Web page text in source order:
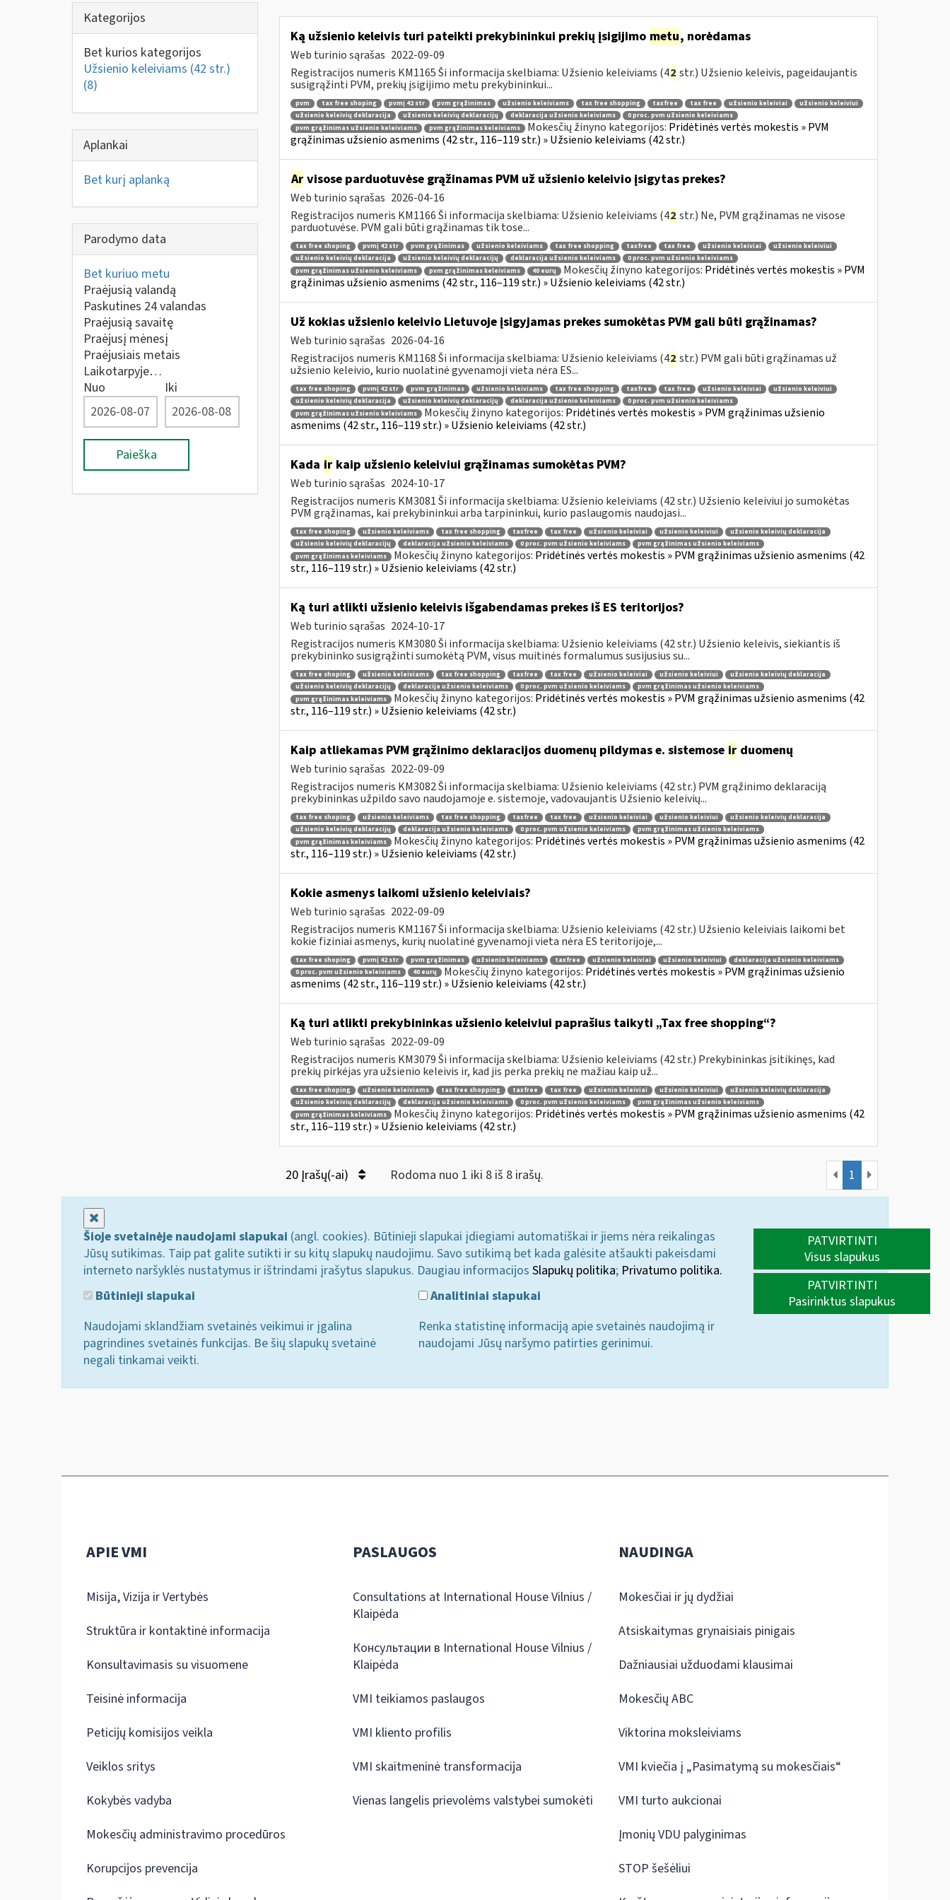
Kategorijos
Bet kurios kategorijos
Užsienio keleiviams (42 str.)
(8)
Aplankai
Bet kurį aplanką
Parodymo data
Bet kuriuo metu
Praėjusią valandą
Paskutines 24 valandas
Praėjusią savaitę
Praėjusį mėnesį
Praėjusiais metais
Laikotarpyje…
Nuo
Iki
Paieška
Ką užsienio keleivis turi pateikti prekybininkui prekių įsigijimo metu, norėdamas
Web turinio sąrašas 2022-09-09
Registracijos numeris KM1165 Ši informacija skelbiama: Užsienio keleiviams (42 str.) Užsienio keleivis, pageidaujantis
susigrąžinti PVM, prekių įsigijimo metu prekybininkui...
pvm tax free shoping pvmį 42 str pvm grąžinimas užsienio keleiviams tax free shopping taxfree tax free užsienio keleiviai
užsienio keleiviui
užsienio keleivių deklaracija
užsienio keleivių deklaracijų deklaracija užsienio keleiviams
0 proc. pvm užsienio keleiviams
pvm grąžinimas užsienio keleiviams
pvm grąžinimas keleiviams Mokesčių žinyno kategorijos: Pridėtinės vertės mokestis » PVM
grąžinimas užsienio asmenims (42 str., 116–119 str.) » Užsienio keleiviams (42 str.)
Arvisose parduotuvėse grąžinamas PVM už užsienio keleivio įsigytas prekes?
Web turinio sąrašas 2026-04-16
Registracijos numeris KM1166 Ši informacija skelbiama: Užsienio keleiviams (42 str.) Ne, PVM grąžinamas ne visose
parduotuvėse. PVM gali būti grąžinamas tik tose...
tax free shoping pvmį 42 str pvm grąžinimas užsienio keleiviams tax free shopping taxfree tax free užsienio keleiviai
užsienio keleiviui
užsienio keleivių deklaracija
užsienio keleivių deklaracijų deklaracija užsienio keleiviams
0 proc. pvm užsienio keleiviams
pvm grąžinimas užsienio keleiviams
pvm grąžinimas keleiviams 40 eurų Mokesčių žinyno kategorijos: Pridėtinės vertės mokestis » PVM
grąžinimas užsienio asmenims (42 str., 116–119 str.) » Užsienio keleiviams (42 str.)
Už kokias užsienio keleivio Lietuvoje įsigyjamas prekes sumokėtas PVM gali būti grąžinamas?
Web turinio sąrašas 2026-04-16
Registracijos numeris KM1168 Ši informacija skelbiama: Užsienio keleiviams (42 str.) PVM gali būti grąžinamas už
užsienio keleivio, kurio nuolatinė gyvenamoji vieta nėra ES...
tax free shoping pvmį 42 str pvm grąžinimas užsienio keleiviams tax free shopping taxfree tax free užsienio keleiviai
užsienio keleiviui
užsienio keleivių deklaracija
užsienio keleivių deklaracijų deklaracija užsienio keleiviams
0 proc. pvm užsienio keleiviams
pvm grąžinimas užsienio keleiviams
Mokesčių žinyno kategorijos: Pridėtinės vertės mokestis » PVM grąžinimas užsienio
asmenims (42 str., 116–119 str.) » Užsienio keleiviams (42 str.)
Kada irkaip užsienio keleiviui grąžinamas sumokėtas PVM?
Web turinio sąrašas 2024-10-17
Registracijos numeris KM3081 Ši informacija skelbiama: Užsienio keleiviams (42 str.) Užsienio keleiviui jo sumokėtas
PVM grąžinamas, kai prekybininkui arba tarpininkui, kurio paslaugomis naudojasi...
tax free shoping užsienio keleiviams tax free shopping taxfree tax free užsienio keleiviai užsienio keleiviui
užsienio keleivių deklaracija
užsienio keleivių deklaracijų
deklaracija užsienio keleiviams 0 proc. pvm užsienio keleiviams
pvm grąžinimas užsienio keleiviams
pvm grąžinimas keleiviams
Mokesčių žinyno kategorijos: Pridėtinės vertės mokestis » PVM grąžinimas užsienio asmenims (42
str., 116–119 str.) » Užsienio keleiviams (42 str.)
Ką turi atlikti užsienio keleivis išgabendamas prekes iš ES teritorijos?
Web turinio sąrašas 2024-10-17
Registracijos numeris KM3080 Ši informacija skelbiama: Užsienio keleiviams (42 str.) Užsienio keleivis, siekiantis iš
prekybininko susigrąžinti sumokėtą PVM, visus muitinės formalumus susijusius su...
tax free shoping užsienio keleiviams tax free shopping taxfree tax free užsienio keleiviai užsienio keleiviui
užsienio keleivių deklaracija
užsienio keleivių deklaracijų
deklaracija užsienio keleiviams 0 proc. pvm užsienio keleiviams
pvm grąžinimas užsienio keleiviams
pvm grąžinimas keleiviams
Mokesčių žinyno kategorijos: Pridėtinės vertės mokestis » PVM grąžinimas užsienio asmenims (42
str., 116–119 str.) » Užsienio keleiviams (42 str.)
Kaip atliekamas PVM grąžinimo deklaracijos duomenų pildymas e. sistemose irduomenų
Web turinio sąrašas 2022-09-09
Registracijos numeris KM3082 Ši informacija skelbiama: Užsienio keleiviams (42 str.) PVM grąžinimo deklaraciją
prekybininkas užpildo savo naudojamoje e. sistemoje, vadovaujantis Užsienio keleivių...
tax free shoping užsienio keleiviams tax free shopping taxfree tax free užsienio keleiviai užsienio keleiviui
užsienio keleivių deklaracija
užsienio keleivių deklaracijų
deklaracija užsienio keleiviams 0 proc. pvm užsienio keleiviams
pvm grąžinimas užsienio keleiviams
pvm grąžinimas keleiviams
Mokesčių žinyno kategorijos: Pridėtinės vertės mokestis » PVM grąžinimas užsienio asmenims (42
str., 116–119 str.) » Užsienio keleiviams (42 str.)
Kokie asmenys laikomi užsienio keleiviais?
Web turinio sąrašas 2022-09-09
Registracijos numeris KM1167 Ši informacija skelbiama: Užsienio keleiviams (42 str.) Užsienio keleiviais laikomi bet
kokie fiziniai asmenys, kurių nuolatinė gyvenamoji vieta nėra ES teritorijoje,...
tax free shoping pvmį 42 str pvm grąžinimas užsienio keleiviams taxfree užsienio keleiviai užsienio keleiviui
deklaracija užsienio keleiviams
0 proc. pvm užsienio keleiviams
40 eurų Mokesčių žinyno kategorijos: Pridėtinės vertės mokestis » PVM grąžinimas užsienio
asmenims (42 str., 116–119 str.) » Užsienio keleiviams (42 str.)
Ką turi atlikti prekybininkas užsienio keleiviui paprašius taikyti „Tax free shopping“?
Web turinio sąrašas 2022-09-09
Registracijos numeris KM3079 Ši informacija skelbiama: Užsienio keleiviams (42 str.) Prekybininkas įsitikinęs, kad
prekių pirkėjas yra užsienio keleivis ir, kad jis perka prekių ne mažiau kaip už...
tax free shoping užsienio keleiviams tax free shopping taxfree tax free užsienio keleiviai užsienio keleiviui
užsienio keleivių deklaracija
užsienio keleivių deklaracijų
deklaracija užsienio keleiviams 0 proc. pvm užsienio keleiviams
pvm grąžinimas užsienio keleiviams
pvm grąžinimas keleiviams
Mokesčių žinyno kategorijos: Pridėtinės vertės mokestis » PVM grąžinimas užsienio asmenims (42
str., 116–119 str.) » Užsienio keleiviams (42 str.)
20 Įrašų(-ai) Rodoma nuo 1 iki 8 iš 8 irašų. 1
Šioje svetainėje naudojami slapukai (angl. cookies). Būtinieji slapukai įdiegiami automatiškai ir jiems nėra reikalingas
Jūsų sutikimas. Taip pat galite sutikti ir su kitų slapukų naudojimu. Savo sutikimą bet kada galėsite atšaukti pakeisdami
interneto naršyklės nustatymus ir ištrindami įrašytus slapukus. Daugiau informacijos Slapukų politika; Privatumo politika.
Būtinieji slapukai
Naudojami sklandžiam svetainės veikimui ir įgalina
pagrindines svetainės funkcijas. Be šių slapukų svetainė
negali tinkamai veikti.
Analitiniai slapukai
Renka statistinę informaciją apie svetainės naudojimą ir
naudojami Jūsų naršymo patirties gerinimui.
PATVIRTINTI
Visus slapukus
PATVIRTINTI
Pasirinktus slapukus
APIE VMI
Misija, Vizija ir Vertybės
Struktūra ir kontaktinė informacija
Konsultavimasis su visuomene
Teisinė informacija
Peticijų komisijos veikla
Veiklos sritys
Kokybės vadyba
Mokesčių administravimo procedūros
Korupcijos prevencija
PASLAUGOS
Consultations at International House Vilnius /
Klaipėda
Консультации в International House Vilnius /
Klaipėda
VMI teikiamos paslaugos
VMI kliento profilis
VMI skaitmeninė transformacija
Vienas langelis prievolėms valstybei sumokėti
NAUDINGA
Mokesčiai ir jų dydžiai
Atsiskaitymas grynaisiais pinigais
Dažniausiai užduodami klausimai
Mokesčių ABC
Viktorina moksleiviams
VMI kviečia į „Pasimatymą su mokesčiais“
VMI turto aukcionai
Įmonių VDU palyginimas
STOP šešėliui